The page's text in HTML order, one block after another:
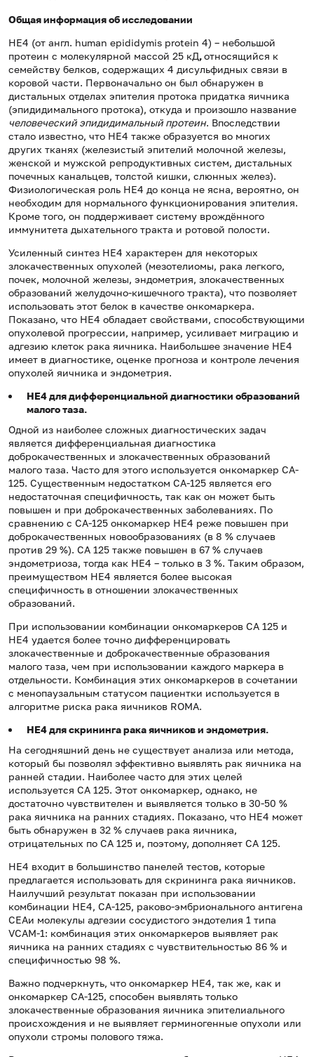
Общая информация об исследовании
HE4 (от англ. human epididymis protein 4) – небольшой
протеин с молекулярной массой 25 кД,относящийся к
семейству белков, содержащих 4 дисульфидных связи в
коровой части. Первоначально он был обнаружен в
дистальных отделах эпителия протока придатка яичника
(эпидидимального протока), откуда и произошло название
человеческий эпидидимальный протеин. Впоследствии
стало известно, что HE4 также образуется во многих
других тканях (железистый эпителий молочной железы,
женской и мужской репродуктивных систем, дистальных
почечных канальцев, толстой кишки, слюнных желез).
Физиологическая роль HE4 до конца не ясна, вероятно, он
необходим для нормального функционирования эпителия.
Кроме того, он поддерживает систему врождённого
иммунитета дыхательного тракта и ротовой полости.
Усиленный синтез HE4 характерен для некоторых
злокачественных опухолей (мезотелиомы, рака легкого,
почек, молочной железы, эндометрия, злокачественных
образований желудочно-кишечного тракта), что позволяет
использовать этот белок в качестве онкомаркера.
Показано, что HE4 обладает свойствами, способствующими
опухолевой прогрессии, например, усиливает миграцию и
адгезию клеток рака яичника. Наибольшее значение HE4
имеет в диагностике, оценке прогноза и контроле лечения
опухолей яичника и эндометрия.
HE4 для дифференциальной диагностики образований
малого таза.
Одной из наиболее сложных диагностических задач
является дифференциальная диагностика
доброкачественных и злокачественных образований
малого таза. Часто для этого используется онкомаркер CA-
125. Существенным недостатком CA-125 является его
недостаточная специфичность, так как он может быть
повышен и при доброкачественных заболеваниях. По
сравнению с CA-125 онкомаркер HE4 реже повышен при
доброкачественных новообразованиях (в 8 % случаев
против 29 %). СА 125 также повышен в 67 % случаев
эндометриоза, тогда как HE4 – только в 3 %. Таким образом,
преимуществом HE4 является более высокая
специфичность в отношении злокачественных
образований.
При использовании комбинации онкомаркеров СА 125 и
HE4 удается более точно дифференцировать
злокачественные и доброкачественные образования
малого таза, чем при использовании каждого маркера в
отдельности. Комбинация этих онкомаркеров в сочетании
с менопаузальным статусом пациентки используется в
алгоритме риска рака яичников ROMA.
HE4 для скрининга рака яичников и эндометрия.
На сегодняшний день не существует анализа или метода,
который бы позволял эффективно выявлять рак яичника на
ранней стадии. Наиболее часто для этих целей
используется СА 125. Этот онкомаркер, однако, не
достаточно чувствителен и выявляется только в 30-50 %
рака яичника на ранних стадиях. Показано, что HE4 может
быть обнаружен в 32 % случаев рака яичника,
отрицательных по СА 125 и, поэтому, дополняет СА 125.
HE4 входит в большинство панелей тестов, которые
предлагается использовать для скрининга рака яичников.
Наилучший результат показан при использовании
комбинации HE4, CA-125, раково-эмбрионального антигена
CEAи молекулы адгезии сосудистого эндотелия 1 типа
VCAM-1: комбинация этих онкомаркеров выявляет рак
яичника на ранних стадиях с чувствительностью 86 % и
специфичностью 98 %.
Важно подчеркнуть, что онкомаркер HE4, так же, как и
онкомаркер CA-125, способен выявлять только
злокачественные образования яичника эпителиального
происхождения и не выявляет герминогенные опухоли или
опухоли стромы полового тяжа.